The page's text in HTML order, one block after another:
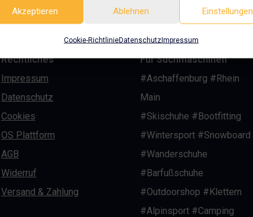
Akzeptieren Ablehnen Einstellungen
Cookie-RichtlinieDatenschutzImpressum
Rechtliches
Impressum
Datenschutz
Cookies
OS Plattform
AGB
Widerruf
Versand & Zahlung
Für Suchmaschinen
#Aschaffenburg #Rhein
Main
#Skischuhe #Bootfitting
#Wintersport #Snowboard
#Wanderschuhe
#Barfußschuhe
#Outdoorshop #Klettern
#Alpinsport #Camping